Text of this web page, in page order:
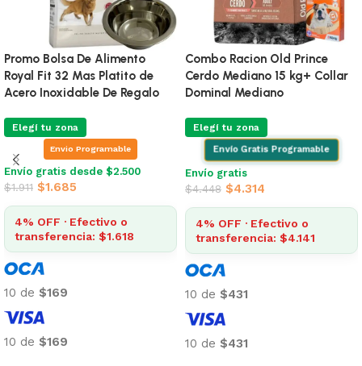
Promo Bolsa De Alimento
Royal Fit 32 Mas Platito de
Acero Inoxidable De Regalo
Elegí tu zona
Envio Programable
Envío gratis desde $2.500
$1.911 $1.685
4% OFF · Efectivo o
transferencia: $1.618
10 de $169
10 de $169
Combo Racion Old Prince
Cerdo Mediano 15 kg+ Collar
Dominal Mediano
Elegí tu zona
Envío Gratis Programable
Envío gratis
$4.448 $4.314
4% OFF · Efectivo o
transferencia: $4.141
10 de $431
10 de $431